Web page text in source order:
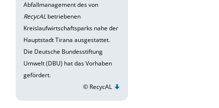
Abfallmanagement des von
RecycAL betriebenen
Kreislaufwirtschaftsparks nahe der
Hauptstadt Tirana ausgestattet.
Die Deutsche Bundesstiftung
Umwelt (DBU) hat das Vorhaben
gefördert.
© RecycAL